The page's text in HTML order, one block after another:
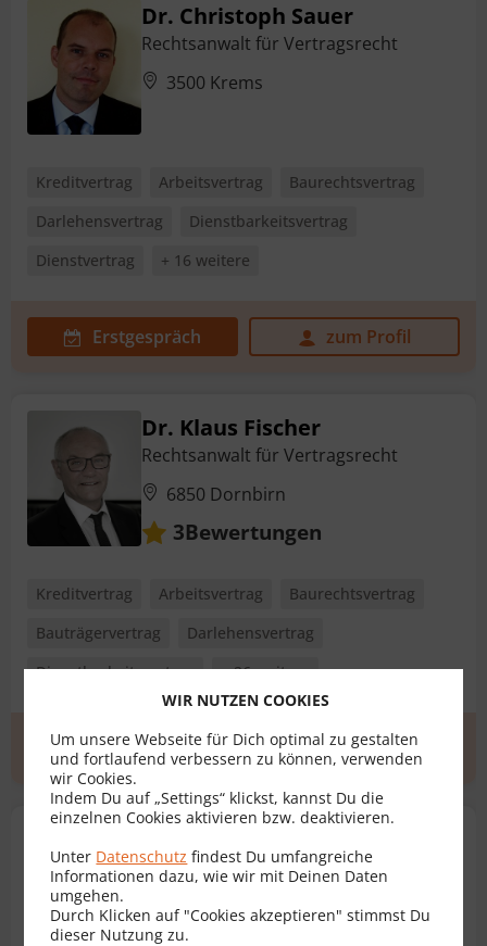
Dr. Christoph Sauer
Rechtsanwalt für Vertragsrecht
3500 Krems
Kreditvertrag Arbeitsvertrag
Baurechtsvertrag
Darlehensvertrag
Dienstbarkeitsvertrag
Dienstvertrag
+ 16 weitere
Erstgespräch zum Profil
Dr. Klaus Fischer
Rechtsanwalt für Vertragsrecht
6850 Dornbirn
3Bewertungen
Kreditvertrag Arbeitsvertrag
Baurechtsvertrag
Bauträgervertrag
Darlehensvertrag
Dienstbarkeitsvertrag
+ 26 weitere
Erstgespräch zum Profil
Rechtsanwalt für Vertragsrecht
1090 Wien Weitere Standorte
WIR NUTZEN COOKIES
Um unsere Webseite für Dich optimal zu gestalten
und fortlaufend verbessern zu können, verwenden
wir Cookies.
Indem Du auf „Settings“ klickst, kannst Du die
einzelnen Cookies aktivieren bzw. deaktivieren.
Unter Datenschutz findest Du umfangreiche
Informationen dazu, wie wir mit Deinen Daten
umgehen.
Durch Klicken auf "Cookies akzeptieren" stimmst Du
dieser Nutzung zu.